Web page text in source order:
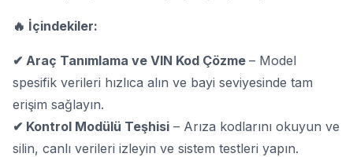
🔥 İçindekiler:
✔ Araç Tanımlama ve VIN Kod Çözme – Model
spesifik verileri hızlıca alın ve bayi seviyesinde tam
erişim sağlayın.
✔ Kontrol Modülü Teşhisi – Arıza kodlarını okuyun ve
silin, canlı verileri izleyin ve sistem testleri yapın.